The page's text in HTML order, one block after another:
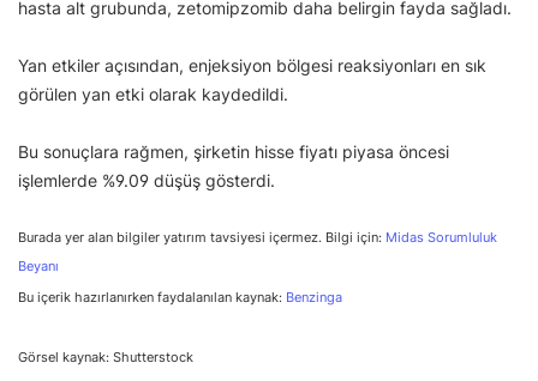
hasta alt grubunda, zetomipzomib daha belirgin fayda sağladı.
Yan etkiler açısından, enjeksiyon bölgesi reaksiyonları en sık
görülen yan etki olarak kaydedildi.
Bu sonuçlara rağmen, şirketin hisse fiyatı piyasa öncesi
işlemlerde %9.09 düşüş gösterdi.
Burada yer alan bilgiler yatırım tavsiyesi içermez. Bilgi için: Midas Sorumluluk
Beyanı
Bu içerik hazırlanırken faydalanılan kaynak: Benzinga
Görsel kaynak: Shutterstock